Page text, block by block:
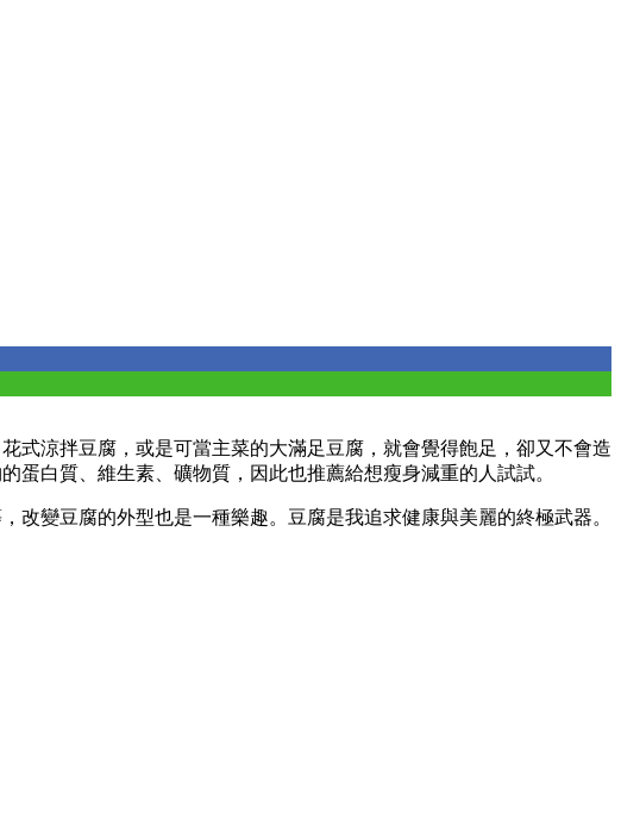
式涼拌豆腐，或是可當主菜的大滿足豆腐，就會覺得飽足，卻又不會造
白質、維生素、礦物質，因此也推薦給想瘦身減重的人試試。
變豆腐的外型也是一種樂趣。豆腐是我追求健康與美麗的終極武器。